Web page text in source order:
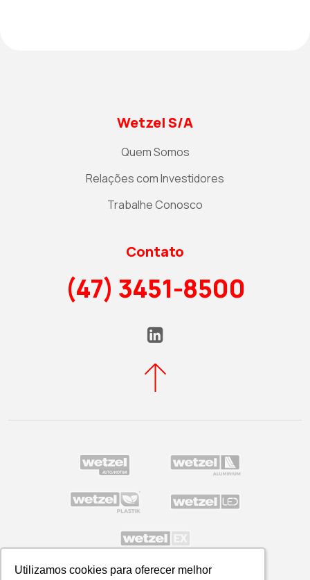
Utilizamos cookies para oferecer melhor
Utilizamos cookies para oferecer melhor
Wetzel S/A
Quem Somos
Relações com Investidores
Trabalhe Conosco
Contato
(47) 3451-8500